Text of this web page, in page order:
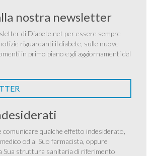
nostra newsletter
di Diabete.net per essere sempre
riguardanti il diabete, sulle nuove
in primo piano e gli aggiornamenti del
comunicare qualche effetto indesiderato,
od al Suo farmacista, oppure
Sua struttura sanitaria di riferimento